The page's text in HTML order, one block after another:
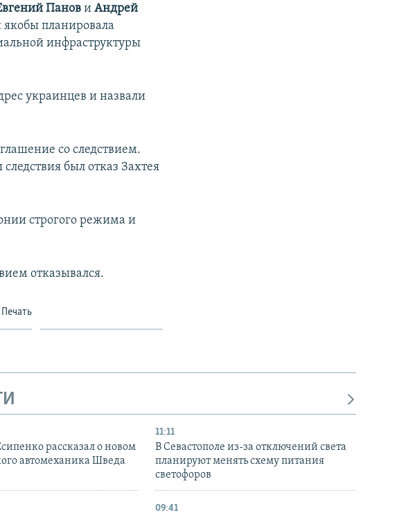
Панови Андрей
планировала
инфраструктуры
украинцев и назвали
со следствием.
был отказ Захтея
строгого режима и
отказывался.
Печать
рассказал о новом
автомеханика Шведа
11:11
В Севастополе из-за отключений света
планируют менять схему питания
светофоров
09:41